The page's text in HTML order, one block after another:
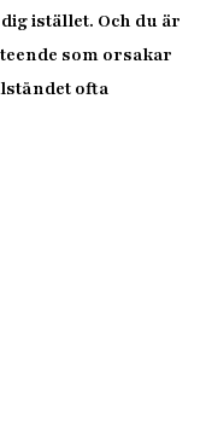
istället. Och du är
som orsakar
ofta